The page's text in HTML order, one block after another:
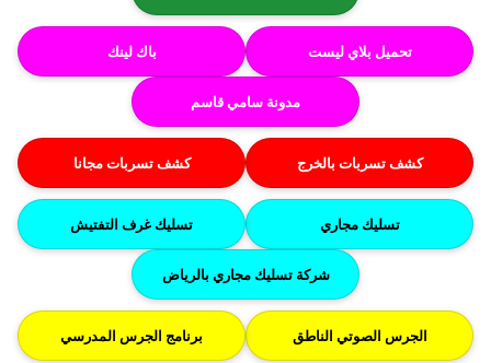
تحميل بلاي ليست باك لينك
مدونة سامي قاسم
كشف تسربات بالخرج كشف تسربات مجانا
تسليك مجاري تسليك غرف التفتيش
شركة تسليك مجاري بالرياض
الجرس الصوتي الناطق برنامج الجرس المدرسي